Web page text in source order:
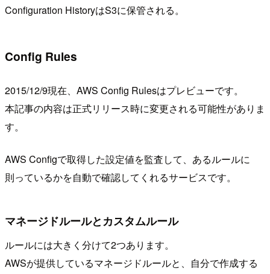
Configuration HistoryはS3に保管される。
Config Rules
2015/12/9現在、AWS Config Rulesはプレビューです。
本記事の内容は正式リリース時に変更される可能性がありま
す。
AWS Configで取得した設定値を監査して、あるルールに
則っているかを自動で確認してくれるサービスです。
マネージドルールとカスタムルール
ルールには大きく分けて2つあります。
AWSが提供しているマネージドルールと、自分で作成する